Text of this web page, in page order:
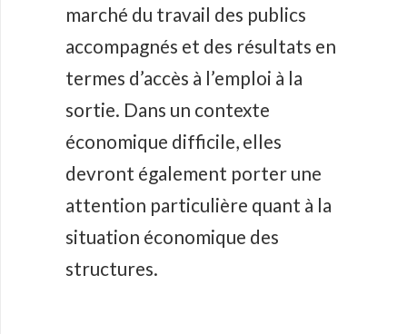
marché du travail des publics
accompagnés et des résultats en
termes d’accès à l’emploi à la
sortie. Dans un contexte
économique difficile, elles
devront également porter une
attention particulière quant à la
situation économique des
structures.